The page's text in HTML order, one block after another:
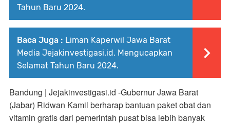
Tahun Baru 2024.
Baca Juga : Liman Kaperwil Jawa Barat
Media Jejakinvestigasi.id, Mengucapkan
Selamat Tahun Baru 2024.
Bandung | Jejakinvestigasi.id -Gubernur Jawa Barat
(Jabar) Ridwan Kamil berharap bantuan paket obat dan
vitamin gratis dari pemerintah pusat bisa lebih banyak